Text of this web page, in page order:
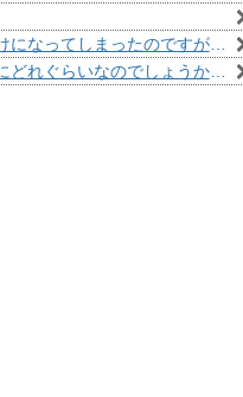
ひどい虫歯を放置して、根っこだけになってしまったのですが？
虫歯の進行の時間的早さは一般的にどれぐらいなのでしょうか？